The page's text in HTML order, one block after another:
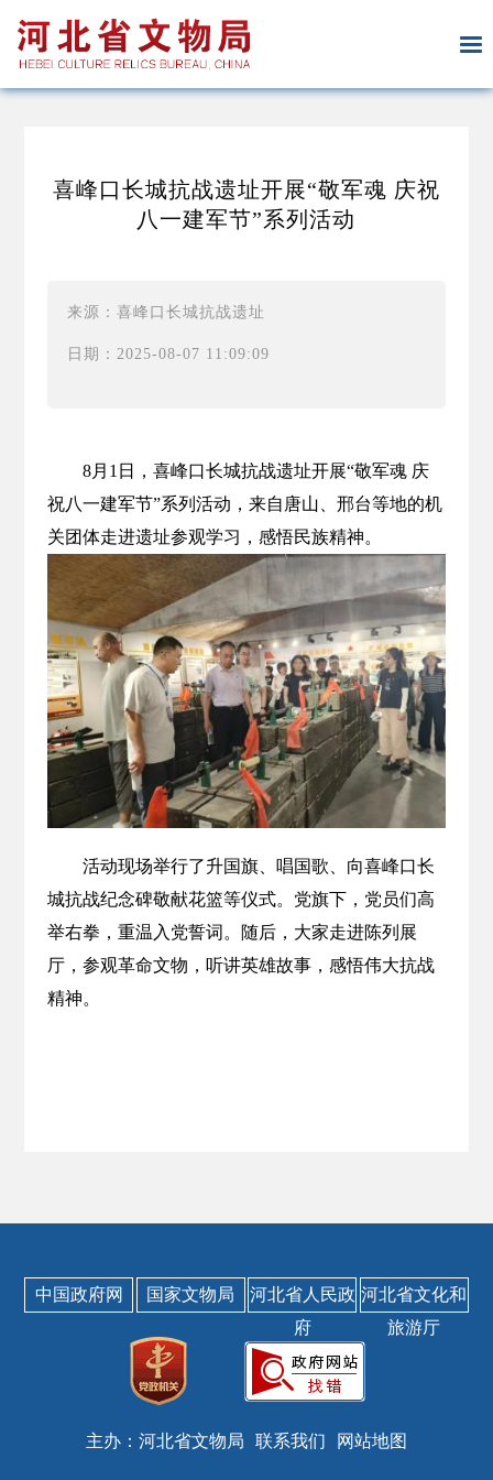
喜峰口长城抗战遗址开展“敬军魂 庆祝
八一建军节”系列活动
来源：喜峰口长城抗战遗址
日期：2025-08-07 11:09:09
8月1日，喜峰口长城抗战遗址开展“敬军魂 庆
祝八一建军节”系列活动，来自唐山、邢台等地的机
关团体走进遗址参观学习，感悟民族精神。
活动现场举行了升国旗、唱国歌、向喜峰口长
城抗战纪念碑敬献花篮等仪式。党旗下，党员们高
举右拳，重温入党誓词。随后，大家走进陈列展
厅，参观革命文物，听讲英雄故事，感悟伟大抗战
精神。
中国政府网 国家文物局
河北省人民政
府
河北省文化和
旅游厅
主办：河北省文物局 联系我们 网站地图